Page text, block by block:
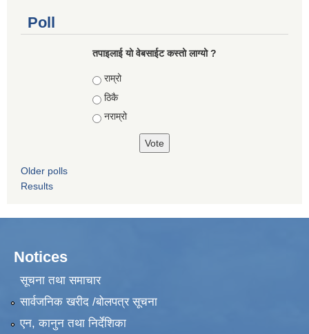
Poll
तपाइलाई यो वेबसाईट कस्तो लाग्यो ?
Choices
राम्रो
ठिकै
नराम्रो
Older polls
Results
Notices
सूचना तथा समाचार
सार्वजनिक खरीद /बोलपत्र सूचना
एन, कानुन तथा निर्देशिका